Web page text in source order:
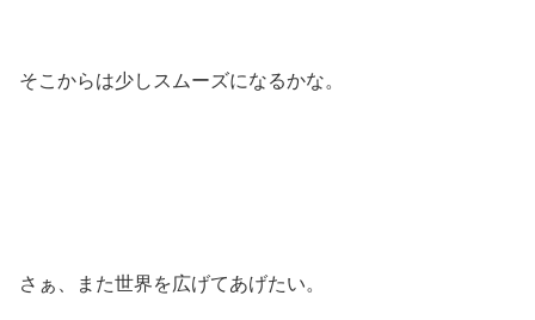
そこからは少しスムーズになるかな。
さぁ、また世界を広げてあげたい。